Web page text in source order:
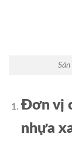
Đơn vị
nhựa